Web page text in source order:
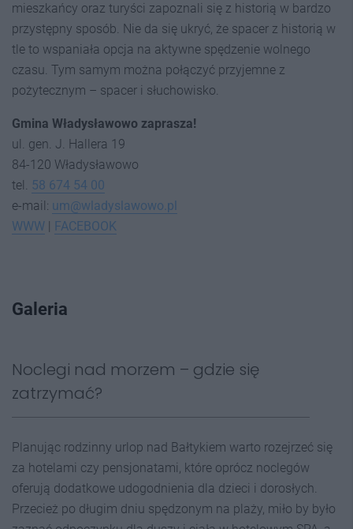
mieszkańcy oraz turyści zapoznali się z historią w bardzo
przystępny sposób. Nie da się ukryć, że spacer z historią w
tle to wspaniała opcja na aktywne spędzenie wolnego
czasu. Tym samym można połączyć przyjemne z
pożytecznym – spacer i słuchowisko.
Gmina Władysławowo zaprasza!
ul. gen. J. Hallera 19
84-120 Władysławowo
tel. 58 674 54 00
e-mail: um@wladyslawowo.pl
WWW | FACEBOOK
Galeria
Noclegi nad morzem – gdzie się
zatrzymać?
Planując rodzinny urlop nad Bałtykiem warto rozejrzeć się
za hotelami czy pensjonatami, które oprócz noclegów
oferują dodatkowe udogodnienia dla dzieci i dorosłych.
Przecież po długim dniu spędzonym na plaży, miło by było